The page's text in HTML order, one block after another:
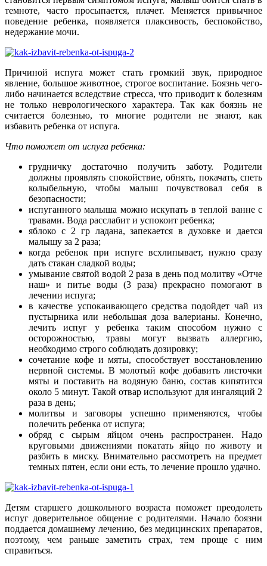
темноте, часто просыпается, плачет. Меняется привычное
поведение ребенка, появляется плаксивость, беспокойство,
недержание мочи.
Причиной испуга может стать громкий звук, природное
явление, большое животное, строгое воспитание. Боязнь чего-
либо начинается вследствие стресса, что приводит к болезням
не только неврологического характера. Так как боязнь не
считается болезнью, то многие родители не знают, как
избавить ребенка от испуга.
Что поможет от испуга ребенка:
грудничку достаточно получить заботу. Родители
должны проявлять спокойствие, обнять, покачать, спеть
колыбельную, чтобы малыш почувствовал себя в
безопасности;
испуганного малыша можно искупать в теплой ванне с
травами. Вода расслабит и успокоит ребенка;
яблоко с 2 гр ладана, запекается в духовке и дается
малышу за 2 раза;
когда ребенок при испуге всхлипывает, нужно сразу
дать стакан сладкой воды;
умывание святой водой 2 раза в день под молитву «Отче
наш» и питье воды (3 раза) прекрасно помогают в
лечении испуга;
в качестве успокаивающего средства подойдет чай из
пустырника или небольшая доза валерианы. Конечно,
лечить испуг у ребенка таким способом нужно с
осторожностью, травы могут вызвать аллергию,
необходимо строго соблюдать дозировку;
сочетание кофе и мяты, способствует восстановлению
нервной системы. В молотый кофе добавить листочки
мяты и поставить на водяную баню, состав кипятится
около 5 минут. Такой отвар используют для ингаляций 2
раза в день;
молитвы и заговоры успешно применяются, чтобы
полечить ребенка от испуга;
обряд с сырым яйцом очень распространен. Надо
круговыми движениями покатать яйцо по животу и
разбить в миску. Внимательно рассмотреть на предмет
темных пятен, если они есть, то лечение прошло удачно.
Детям старшего дошкольного возраста поможет преодолеть
испуг доверительное общение с родителями. Начало боязни
поддается домашнему лечению, без медицинских препаратов,
поэтому, чем раньше заметить страх, тем проще с ним
справиться.